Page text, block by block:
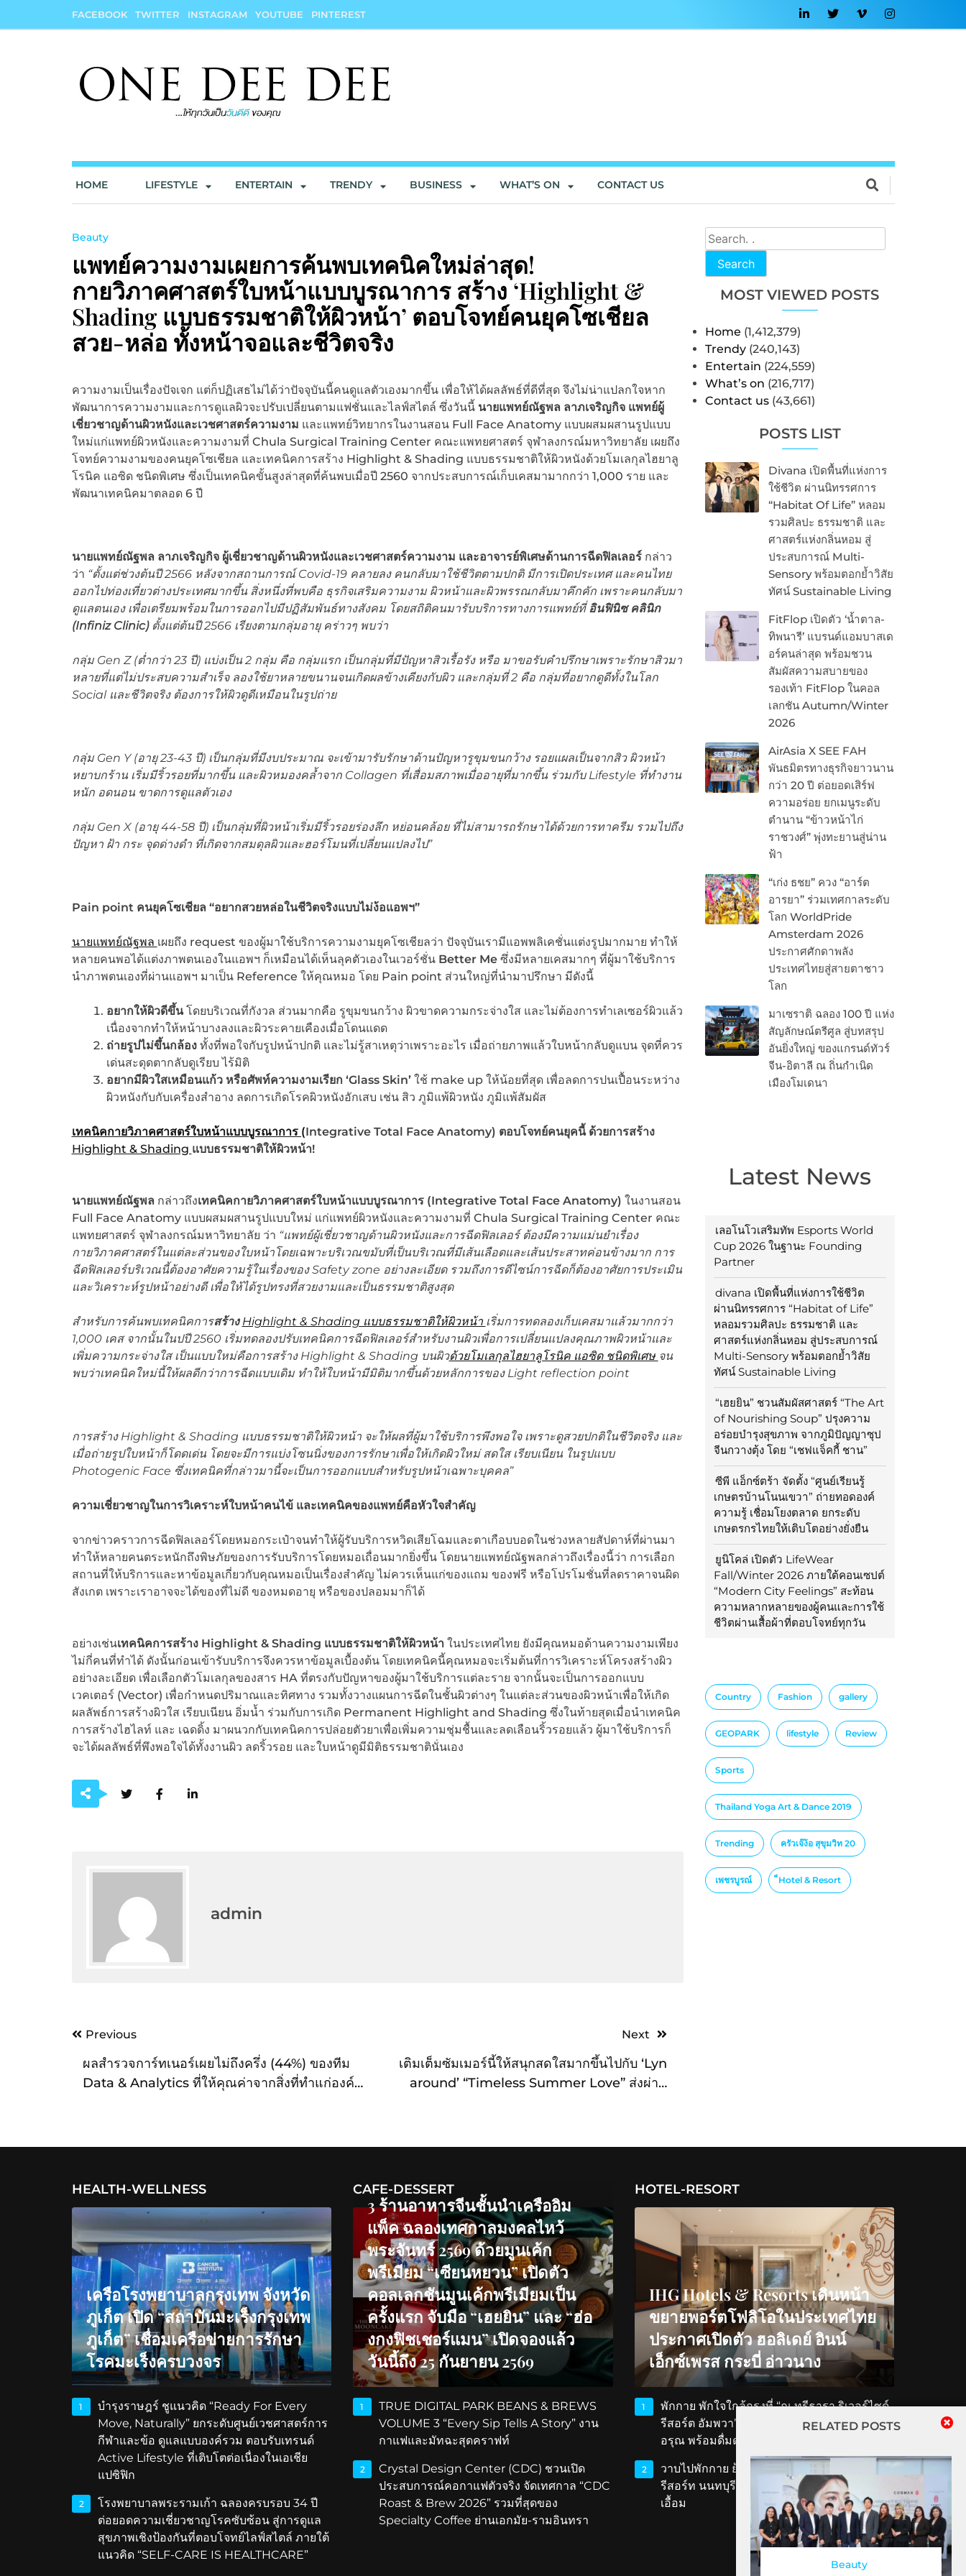
FACEBOOK TWITTER INSTAGRAM YOUTUBE PINTEREST
HOME LIFESTYLE ENTERTAIN TRENDY BUSINESS WHAT’S ON CONTACT US
Search
MOST VIEWED POSTS
Home (1,412,379)
Trendy (240,143)
Entertain (224,559)
What’s on (216,717)
Contact us (43,661)
POSTS LIST
Divana เปิดพื้นที่แห่งการ
ใช้ชีวิต ผ่านนิทรรศการ
“Habitat Of Life” หลอม
รวมศิลปะ ธรรมชาติ และ
ศาสตร์แห่งกลิ่นหอม สู่
ประสบการณ์ Multi-
Sensory พร้อมตอกย้ำวิสัย
ทัศน์ Sustainable Living
FitFlop เปิดตัว ‘น้ำตาล-
ทิพนารี’ แบรนด์แอมบาสเด
อร์คนล่าสุด พร้อมชวน
สัมผัสความสบายของ
รองเท้า FitFlop ในคอล
เลกชัน Autumn/Winter
2026
AirAsia X SEE FAH
พันธมิตรทางธุรกิจยาวนาน
กว่า 20 ปี ต่อยอดเสิร์ฟ
ความอร่อย ยกเมนูระดับ
ตำนาน “ข้าวหน้าไก่
ราชวงศ์” พุ่งทะยานสู่น่าน
ฟ้า
“เก่ง ธชย” ควง “อาร์ต
อารยา” ร่วมเทศกาลระดับ
โลก WorldPride
Amsterdam 2026
ประกาศศักดาพลัง
ประเทศไทยสู่สายตาชาว
โลก
มาเซราติ ฉลอง 100 ปี แห่ง
สัญลักษณ์ตรีศูล สู่บทสรุป
อันยิ่งใหญ่ ของแกรนด์ทัวร์
จีน-อิตาลี ณ ถิ่นกำเนิด
เมืองโมเดนา
Latest News
เลอโนโวเสริมทัพ Esports World
Cup 2026 ในฐานะ Founding
Partner
divana เปิดพื้นที่แห่งการใช้ชีวิต
ผ่านนิทรรศการ “Habitat of Life”
หลอมรวมศิลปะ ธรรมชาติ และ
ศาสตร์แห่งกลิ่นหอม สู่ประสบการณ์
Multi-Sensory พร้อมตอกย้ำวิสัย
ทัศน์ Sustainable Living
“เฮยยิน” ชวนสัมผัสศาสตร์ “The Art
of Nourishing Soup” ปรุงความ
อร่อยบำรุงสุขภาพ จากภูมิปัญญาซุป
จีนกวางตุ้ง โดย “เชฟแจ็คกี้ ชาน”
ซีพี แอ็กซ์ตร้า จัดตั้ง “ศูนย์เรียนรู้
เกษตรบ้านโนนเขวา” ถ่ายทอดองค์
ความรู้ เชื่อมโยงตลาด ยกระดับ
เกษตรกรไทยให้เติบโตอย่างยั่งยืน
ยูนิโคล่ เปิดตัว LifeWear
Fall/Winter 2026 ภายใต้คอนเซปต์
“Modern City Feelings” สะท้อน
ความหลากหลายของผู้คนและการใช้
ชีวิตผ่านเสื้อผ้าที่ตอบโจทย์ทุกวัน
Country Fashion gallery
GEOPARK lifestyle Review
Sports
Thailand Yoga Art & Dance 2019
Trending ครัวเจ๊ง้อ สุขุมวิท 20
เพชรบูรณ์ ็Hotel & Resort
Beauty
แพทย์ความงามเผยการค้นพบเทคนิคใหม่ล่าสุด!
กายวิภาคศาสตร์ใบหน้าแบบบูรณาการ สร้าง ‘Highlight &
Shading แบบธรรมชาติให้ผิวหน้า’ ตอบโจทย์คนยุคโซเชียล
สวย-หล่อ ทั้งหน้าจอและชีวิตจริง
ความงามเป็นเรื่องปัจเจก แต่ก็ปฏิเสธไม่ได้ว่าปัจจุบันนี้คนดูแลตัวเองมากขึ้น เพื่อให้ได้ผลลัพธ์ที่ดีที่สุด จึงไม่น่าแปลกใจหาก
พัฒนาการความงามและการดูแลผิวจะปรับเปลี่ยนตามแฟชั่นและไลฟ์สไตล์ ซึ่งวันนี้นายแพทย์ณัฐพล ลาภเจริญกิจ แพทย์ผู้
เชี่ยวชาญด้านผิวหนังและเวชศาสตร์ความงาม และแพทย์วิทยากรในงานสอน Full Face Anatomy แบบผสมผสานรูปแบบ
ใหม่แก่แพทย์ผิวหนังและความงามที่ Chula Surgical Training Center คณะแพทยศาสตร์ จุฬาลงกรณ์มหาวิทยาลัย เผยถึง
โจทย์ความงามของคนยุคโซเชียล และเทคนิคการสร้าง Highlight & Shading แบบธรรมชาติให้ผิวหนังด้วยโมเลกุลไฮยาลู
โรนิค แอซิด ชนิดพิเศษ ซึ่งเป็นเทคนิคขั้นสูงล่าสุดที่ค้นพบเมื่อปี 2560 จากประสบการณ์เก็บเคสมามากกว่า 1,000 ราย และ
พัฒนาเทคนิคมาตลอด 6 ปี
นายแพทย์ณัฐพล ลาภเจริญกิจ ผู้เชี่ยวชาญด้านผิวหนังและเวชศาสตร์ความงาม และอาจารย์พิเศษด้านการฉีดฟิลเลอร์ กล่าว
ว่า “ตั้งแต่ช่วงต้นปี 2566 หลังจากสถานการณ์ Covid-19 คลายลง คนกลับมาใช้ชีวิตตามปกติ มีการเปิดประเทศ และคนไทย
ออกไปท่องเที่ยวต่างประเทศมากขึ้น สิ่งหนึ่งที่พบคือ ธุรกิจเสริมความงาม ผิวหน้าและผิวพรรณกลับมาคึกคัก เพราะคนกลับมา
ดูแลตนเอง เพื่อเตรียมพร้อมในการออกไปมีปฏิสัมพันธ์ทางสังคม โดยสถิติคนมารับบริการทางการแพทย์ที่อินฟินิซ คลินิก
(Infiniz Clinic)ตั้งแต่ต้นปี 2566 เรียงตามกลุ่มอายุ คร่าวๆ พบว่า
กลุ่ม Gen Z (ต่ำกว่า 23 ปี)แบ่งเป็น 2 กลุ่ม คือ กลุ่มแรก เป็นกลุ่มที่มีปัญหาสิวเรื้อรัง หรือ มาขอรับคำปรึกษาเพราะรักษาสิวมา
หลายที่แต่ไม่ประสบความสำเร็จ ลองใช้ยาหลายขนานจนเกิดผลข้างเคียงกับผิว และกลุ่มที่ 2 คือ กลุ่มที่อยากดูดีทั้งในโลก
Social และชีวิตจริง ต้องการให้ผิวดูดีเหมือนในรูปถ่าย
กลุ่ม Gen Y (อายุ 23-43 ปี)เป็นกลุ่มที่มีงบประมาณ จะเข้ามารับรักษาด้านปัญหารูขุมขนกว้าง รอยแผลเป็นจากสิว ผิวหน้า
หยาบกร้าน เริ่มมีริ้วรอยที่มากขึ้น และผิวหมองคล้ำจาก Collagen ที่เสื่อมสภาพเมื่ออายุที่มากขึ้น ร่วมกับ Lifestyle ที่ทำงาน
หนัก อดนอน ขาดการดูแลตัวเอง
กลุ่ม Gen X (อายุ 44-58 ปี)เป็นกลุ่มที่ผิวหน้าเริ่มมีริ้วรอยร่องลึก หย่อนคล้อย ที่ไม่สามารถรักษาได้ด้วยการทาครีม รวมไปถึง
ปัญหา ฝ้า กระ จุดด่างดำ ที่เกิดจากสมดุลผิวและฮอร์โมนที่เปลี่ยนแปลงไป”
Pain point คนยุคโซเชียล “อยากสวยหล่อในชีวิตจริงแบบไม่ง้อแอพฯ”
นายแพทย์ณัฐพล เผยถึง request ของผู้มาใช้บริการความงามยุคโซเชียลว่า ปัจจุบันเรามีแอพพลิเคชั่นแต่งรูปมากมาย ทำให้
หลายคนพอได้แต่งภาพตนเองในแอพฯ ก็เหมือนได้เห็นลุคตัวเองในเวอร์ชั่น Better Meซึ่งมีหลายเคสมากๆ ที่ผู้มาใช้บริการ
นำภาพตนเองที่ผ่านแอพฯ มาเป็น Reference ให้คุณหมอ โดย Pain point ส่วนใหญ่ที่นำมาปรึกษา มีดังนี้
อยากให้ผิวดีขึ้นโดยบริเวณที่กังวล ส่วนมากคือ รูขุมขนกว้าง ผิวขาดความกระจ่างใส และไม่ต้องการทำเลเซอร์ผิวแล้ว
เนื่องจากทำให้หน้าบางลงและผิวระคายเคืองเมื่อโดนแดด
ถ่ายรูปไม่ขึ้นกล้องทั้งที่พอใจกับรูปหน้าปกติ และไม่รู้สาเหตุว่าเพราะอะไร เมื่อถ่ายภาพแล้วใบหน้ากลับดูแบน จุดที่ควร
เด่นสะดุดตากลับดูเรียบ ไร้มิติ
อยากมีผิวใสเหมือนแก้ว หรือศัพท์ความงามเรียก ‘Glass Skin’ ใช้ make up ให้น้อยที่สุด เพื่อลดการปนเปื้อนระหว่าง
ผิวหนังกับกับเครื่องสำอาง ลดการเกิดโรคผิวหนังอักเสบ เช่น สิว ภูมิแพ้ผิวหนัง ภูมิแพ้สัมผัส
เทคนิคกายวิภาคศาสตร์ใบหน้าแบบบูรณาการ (Integrative Total Face Anatomy) ตอบโจทย์คนยุคนี้ ด้วยการสร้าง
Highlight & Shading แบบธรรมชาติให้ผิวหน้า!
นายแพทย์ณัฐพล กล่าวถึงเทคนิคกายวิภาคศาสตร์ใบหน้าแบบบูรณาการ (Integrative Total Face Anatomy) ในงานสอน
Full Face Anatomy แบบผสมผสานรูปแบบใหม่ แก่แพทย์ผิวหนังและความงามที่ Chula Surgical Training Center คณะ
แพทยศาสตร์ จุฬาลงกรณ์มหาวิทยาลัย ว่า “แพทย์ผู้เชี่ยวชาญด้านผิวหนังและการฉีดฟิลเลอร์ ต้องมีความแม่นยำเรื่อง
กายวิภาคศาสตร์ในแต่ละส่วนของใบหน้าโดยเฉพาะบริเวณขมับที่เป็นบริเวณที่มีเส้นเลือดและเส้นประสาทค่อนข้างมาก การ
ฉีดฟิลเลอร์บริเวณนี้ต้องอาศัยความรู้ในเรื่องของSafety zone อย่างละเอียด รวมถึงการดีไซน์การฉีดก็ต้องอาศัยการประเมิน
และวิเคราะห์รูปหน้าอย่างดี เพื่อให้ได้รูปทรงที่สวยงามและเป็นธรรมชาติสูงสุด
สำหรับการค้นพบเทคนิคการสร้าง Highlight & Shading แบบธรรมชาติให้ผิวหน้า เริ่มการทดลองเก็บเคสมาแล้วมากกว่า
1,000 เคส จากนั้นในปปี 2560 เริ่มทดลองปรับเทคนิคการฉีดฟิลเลอร์สำหรับงานผิวเพื่อการเปลี่ยนแปลงคุณภาพผิวหน้าและ
เพิ่มความกระจ่างใส เป็นแบบใหม่คือการสร้าง Highlight & Shading บนผิวด้วยโมเลกุลไฮยาลูโรนิค แอซิด ชนิดพิเศษ จน
พบว่าเทคนิคใหม่นี้ให้ผลดีกว่าการฉีดแบบเดิม ทำให้ใบหน้ามีมิติมากขึ้นด้วยหลักการของ Light reflection point
การสร้าง Highlight & Shading แบบธรรมชาติให้ผิวหน้า จะให้ผลที่ผู้มาใช้บริการพึงพอใจ เพราะดูสวยปกติในชีวิตจริง และ
เมื่อถ่ายรูปใบหน้าก็โดดเด่นโดยจะมีการแบ่งโซนนิ่งของการรักษาเพื่อให้เกิดผิวใหม่ สดใส เรียบเนียน ในรูปแบบ
Photogenic Face ซึ่งเทคนิคที่กล่าวมานี้จะเป็นการออกแบบสำหรับรูปหน้าเฉพาะบุคคล”
ความเชี่ยวชาญในการวิเคราะห์ใบหน้าคนไข้ และเทคนิคของแพทย์คือหัวใจสำคัญ
จากข่าวคราวการฉีดฟิลเลอร์โดยหมอกระเป๋าจนทำให้ผู้รับบริการหวิดเสียโฉมและตาเกือบบอดในช่วงหลายสัปดาห์ที่ผ่านมา
ทำให้หลายคนตระหนักถึงพิษภัยของการรับบริการโดยหมอเถื่อนมากยิ่งขึ้น โดยนายแพทย์ณัฐพลกล่าวถึงเรื่องนี้ว่า การเลือก
สถานที่ให้บริการและหาข้อมูลเกี่ยวกับคุณหมอเป็นเรื่องสำคัญ ไม่ควรเห็นแก่ของแถม ของฟรี หรือโปรโมชั่นที่ลดราคาจนผิด
สังเกต เพราะเราอาจจะได้ของที่ไม่ดี ของหมดอายุ หรือของปลอมมาก็ได้
อย่างเช่นเทคนิคการสร้าง Highlight & Shading แบบธรรมชาติให้ผิวหน้า ในประเทศไทย ยังมีคุณหมอด้านความงามเพียง
ไม่กี่คนที่ทำได้ ดังนั้นก่อนเข้ารับบริการจึงควรหาข้อมูลเบื้องต้น โดยเทคนิคนี้คุณหมอจะเริ่มต้นที่การวิเคราะห์โครงสร้างผิว
อย่างละเอียด เพื่อเลือกตัวโมเลกุลของสาร HA ที่ตรงกับปัญหาของผู้มาใช้บริการแต่ละราย จากนั้นจะเป็นการออกแบบ
เวคเตอร์ (Vector) เพื่อกำหนดปริมาณและทิศทาง รวมทั้งวางแผนการฉีดในชั้นผิวต่างๆ ในแต่ละส่วนของผิวหน้าเพื่อให้เกิด
ผลลัพธ์การสร้างผิวใส เรียบเนียน อิ่มน้ำ ร่วมกับการเกิด Permanent Highlight and Shading ซึ่งในท้ายสุดเมื่อนำเทคนิค
การสร้างไฮไลท์ และ เฉดดิ้ง มาผนวกกับเทคนิคการปล่อยตัวยาเพื่อเพิ่มความชุ่มชื้นและลดเลือนริ้วรอยแล้ว ผู้มาใช้บริการก็
จะได้ผลลัพธ์ที่พึงพอใจได้ทั้งงานผิว ลดริ้วรอย และใบหน้าดูมีมิติธรรมชาตินั่นเอง
admin
PostPrevious
ผลสำรวจการ์ทเนอร์เผยไม่ถึงครึ่ง (44%) ของทีม
Data & Analytics ที่ให้คุณค่าจากสิ่งที่ทำแก่องค์กร
Next
เติมเต็มซัมเมอร์นี้ให้สนุกสดใสมากขึ้นไปกับ ‘Lyn
around’ “Timeless Summer Love” ส่งผ่าน
RELATED POSTS
Beauty
HEALTH-WELLNESS
เครือโรงพยาบาลกรุงเทพ จังหวัด
ภูเก็ต เปิด “สถาบันมะเร็งกรุงเทพ
ภูเก็ต” เชื่อมเครือข่ายการรักษา
โรคมะเร็งครบวงจร
1
บำรุงราษฎร์ ชูแนวคิด “Ready For Every
Move, Naturally” ยกระดับศูนย์เวชศาสตร์การ
กีฬาและข้อ ดูแลแบบองค์รวม ตอบรับเทรนด์
Active Lifestyle ที่เติบโตต่อเนื่องในเอเชีย
แปซิฟิก
2
โรงพยาบาลพระรามเก้า ฉลองครบรอบ 34 ปี
ต่อยอดความเชี่ยวชาญโรคซับซ้อน สู่การดูแล
สุขภาพเชิงป้องกันที่ตอบโจทย์ไลฟ์สไตล์ ภายใต้
แนวคิด “SELF-CARE IS HEALTHCARE”
CAFE-DESSERT
3 ร้านอาหารจีนชั้นนำเครืออิม
แพ็ค ฉลองเทศกาลมงคลไหว้
พระจันทร์ 2569 ด้วยมูนเค้ก
พรีเมียม “เซียนหยวน” เปิดตัว
คอลเลกชันมูนเค้กพรีเมียมเป็น
ครั้งแรก จับมือ “เฮยยิน” และ “ฮ่อ
งกงฟิชเชอร์แมน” เปิดจองแล้ว
วันนี้ถึง 25 กันยายน 2569
1
TRUE DIGITAL PARK BEANS & BREWS
VOLUME 3 “Every Sip Tells A Story” งาน
กาแฟและมัทฉะสุดคราฟท์
2
Crystal Design Center (CDC) ชวนเปิด
ประสบการณ์คอกาแฟตัวจริง จัดเทศกาล “CDC
Roast & Brew 2026” รวมที่สุดของ
Specialty Coffee ย่านเอกมัย-รามอินทรา
HOTEL-RESORT
IHG Hotels & Resorts เดินหน้า
ขยายพอร์ตโฟลิโอในประเทศไทย
ประกาศเปิดตัว ฮอลิเดย์ อินน์
เอ็กซ์เพรส กระบี่ อ่าวนาง
1
พักกาย พักใจใกล้กรุงที่ “ณ ทรีธารา ริเวอร์ไซด์
รีสอร์ต อัมพวา” สัมผัสวิถีริมน้ำ ตักบาตรรับ
อรุณ พร้อมดื่มด่ำเสน่ห์สมุทรสงคราม
2
วาบไปพักกาย ย้อนเวลาไปพักใจที่ ‘ทับขวัญ
รีสอร์ท นนทบุรี’ เสน่ห์เรือนไทยโบราณใกล้แค่
เอื้อม